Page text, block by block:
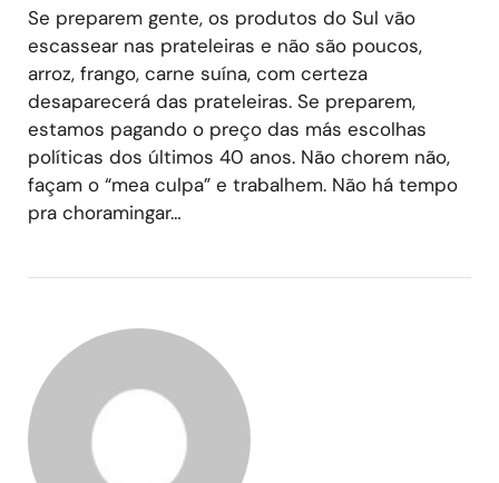
Se preparem gente, os produtos do Sul vão
escassear nas prateleiras e não são poucos,
arroz, frango, carne suína, com certeza
desaparecerá das prateleiras. Se preparem,
estamos pagando o preço das más escolhas
políticas dos últimos 40 anos. Não chorem não,
façam o “mea culpa” e trabalhem. Não há tempo
pra choramingar…